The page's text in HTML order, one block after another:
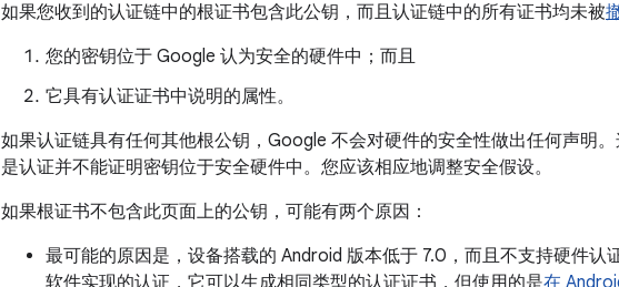
如果您收到的认证链中的根证书包含此公钥，而且认证链中的所有证书均未被
您的密钥位于 Google 认为安全的硬件中；而且
它具有认证证书中说明的属性。
如果认证链具有任何其他根公钥，Google 不会对硬件的安全性做出任何声明
是认证并不能证明密钥位于安全硬件中。您应该相应地调整安全假设。
如果根证书不包含此页面上的公钥，可能有两个原因：
最可能的原因是，设备搭载的 Android 版本低于 7.0，而且不支持硬件认
软件实现的认证，它可以生成相同类型的认证证书，但使用的是在